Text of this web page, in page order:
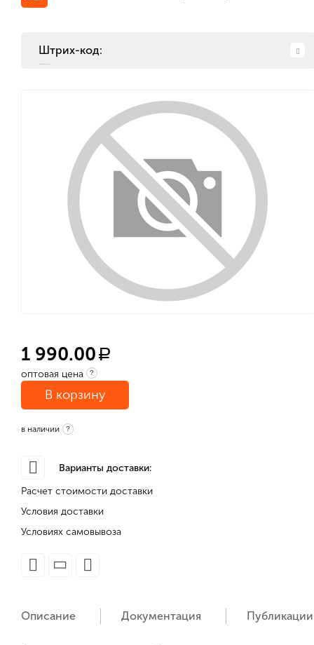
Штрих-код:
1 990.00 a
оптовая цена ?
В корзину
в наличии ?
Варианты доставки:
Расчет стоимости доставки
Условия доставки
Условиях самовывоза
Описание Документация Публикации